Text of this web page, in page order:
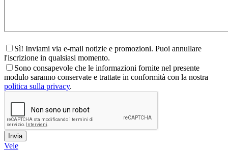
Sì! Inviami via e-mail notizie e promozioni. Puoi annullare
l'iscrizione in qualsiasi momento.
Sono consapevole che le informazioni fornite nel presente
modulo saranno conservate e trattate in conformità con la nostra
politica sulla privacy.
Vele